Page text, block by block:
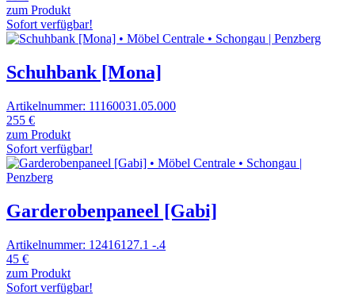
zum Produkt
Sofort verfügbar!
Schuhbank [Mona]
Artikelnummer: 11160031.05.000
255 €
zum Produkt
Sofort verfügbar!
Garderobenpaneel [Gabi]
Artikelnummer: 12416127.1 -.4
45 €
zum Produkt
Sofort verfügbar!